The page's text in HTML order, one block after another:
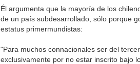
Él argumenta que la mayoría de los
de un país subdesarrollado, sólo porque
estatus primermundistas:
"Para muchos connacionales ser del
exclusivamente por no estar inscrito bajo